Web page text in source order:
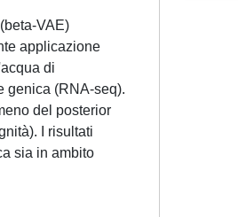
VAE)
applicazione
di
genica (RNA-seq).
del posterior
I risultati
sia in ambito